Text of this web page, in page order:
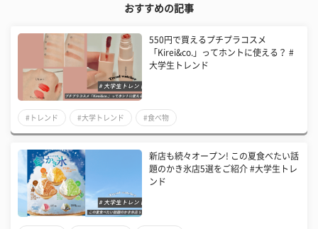
おすすめの記事
550円で買えるプチプラコスメ
「Kirei&co.」ってホントに使える？ #
大学生トレンド
#トレンド #大学トレンド #食べ物
新店も続々オープン! この夏食べたい話
題のかき氷店5選をご紹介 #大学生トレ
ンド